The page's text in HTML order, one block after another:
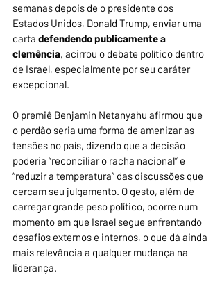
semanas depois de o presidente dos
Estados Unidos, Donald Trump, enviar uma
carta defendendo publicamente a
clemência, acirrou o debate político dentro
de Israel, especialmente por seu caráter
excepcional.
O premiê Benjamin Netanyahu afirmou que
o perdão seria uma forma de amenizar as
tensões no país, dizendo que a decisão
poderia “reconciliar o racha nacional” e
“reduzir a temperatura” das discussões que
cercam seu julgamento. O gesto, além de
carregar grande peso político, ocorre num
momento em que Israel segue enfrentando
desafios externos e internos, o que dá ainda
mais relevância a qualquer mudança na
liderança.